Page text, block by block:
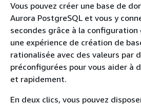
Vous pouvez créer une base de
Aurora PostgreSQL et vous y
secondes grâce à la
une expérience de création de
rationalisée avec des valeurs par
préconfigurées pour vous aider à
et rapidement.
En deux clics, vous pouvez